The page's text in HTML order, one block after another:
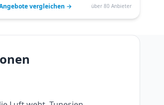
vergleichen → über 80 Anbieter